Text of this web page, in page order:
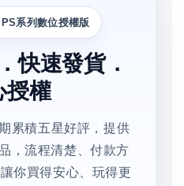
系列數位授權版
快速發貨．
授權
累積五星好評，提供
，流程清楚、付款方
你買得安心、玩得更